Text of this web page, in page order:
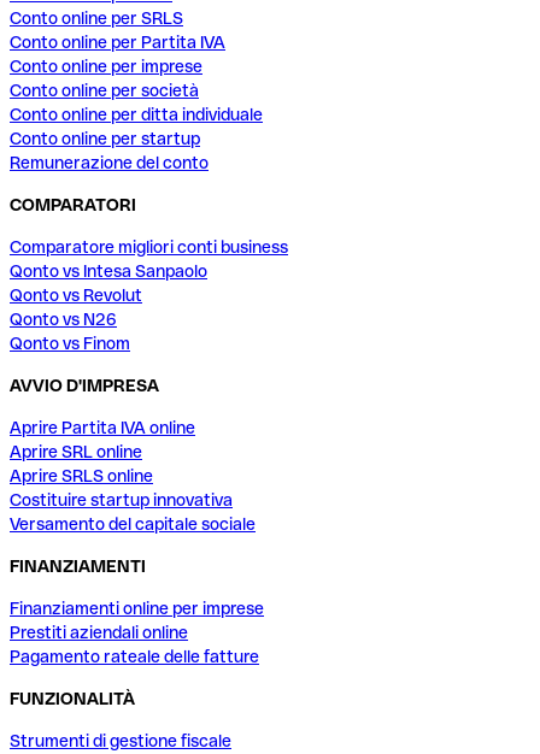
Conto online per SRLS
Conto online per Partita IVA
Conto online per imprese
Conto online per società
Conto online per ditta individuale
Conto online per startup
Remunerazione del conto
COMPARATORI
Comparatore migliori conti business
Qonto vs Intesa Sanpaolo
Qonto vs Revolut
Qonto vs N26
Qonto vs Finom
AVVIO D'IMPRESA
Aprire Partita IVA online
Aprire SRL online
Aprire SRLS online
Costituire startup innovativa
Versamento del capitale sociale
FINANZIAMENTI
Finanziamenti online per imprese
Prestiti aziendali online
Pagamento rateale delle fatture
FUNZIONALITÀ
Strumenti di gestione fiscale